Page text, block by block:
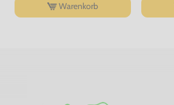
Warenkorb